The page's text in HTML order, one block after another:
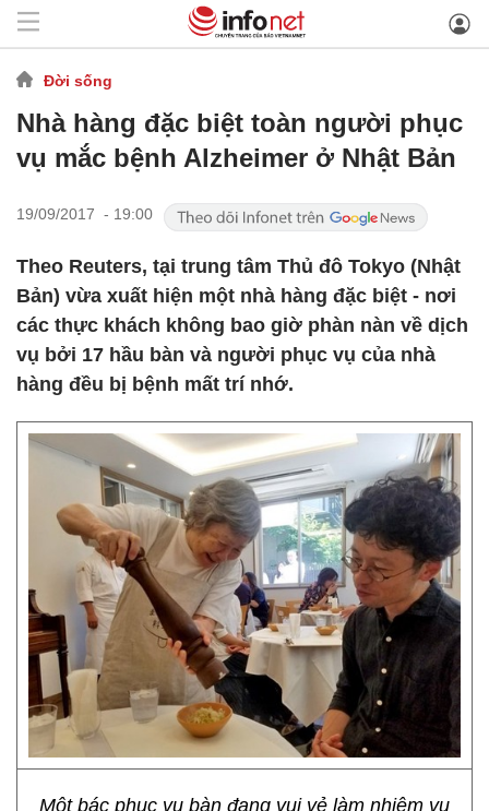
Đời sống
Nhà hàng đặc biệt toàn người phục
vụ mắc bệnh Alzheimer ở Nhật Bản
19/09/2017 - 19:00
Theo Reuters, tại trung tâm Thủ đô Tokyo (Nhật
Bản) vừa xuất hiện một nhà hàng đặc biệt - nơi
các thực khách không bao giờ phàn nàn về dịch
vụ bởi 17 hầu bàn và người phục vụ của nhà
hàng đều bị bệnh mất trí nhớ.
Một bác phục vụ bàn đang vui vẻ làm nhiệm vụ